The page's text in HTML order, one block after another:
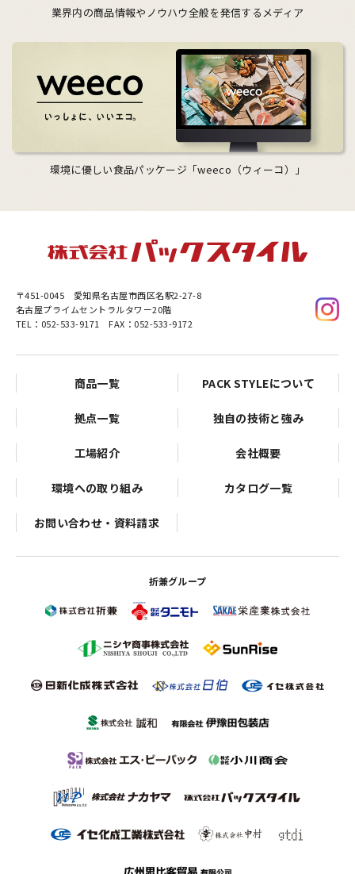
業界内の商品情報やノウハウ全般を発信するメディア
環境に優しい食品パッケージ「weeco（ウィーコ）」
〒451-0045 愛知県名古屋市西区名駅2-27-8
名古屋プライムセントラルタワー20階
TEL：052-533-9171 FAX：052-533-9172
商品一覧 PACK STYLEについて
拠点一覧 独自の技術と強み
工場紹介 会社概要
環境への取り組み カタログ一覧
お問い合わせ・資料請求
折兼グループ